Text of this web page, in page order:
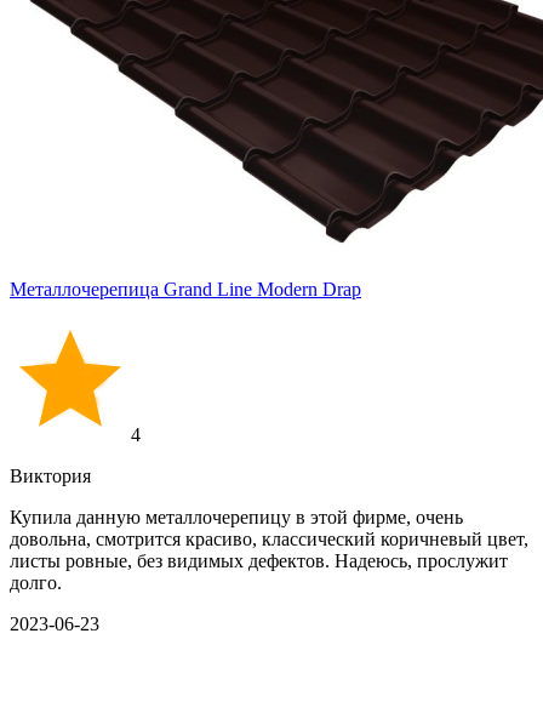
Металлочерепица Grand Line Modern Drap
4
Виктория
Купила данную металлочерепицу в этой фирме, очень
довольна, смотрится красиво, классический коричневый цвет,
листы ровные, без видимых дефектов. Надеюсь, прослужит
долго.
2023-06-23